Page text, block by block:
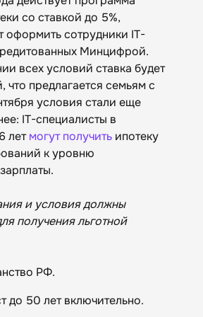
со ставкой до 5%,
оформить сотрудники IT-
Минцифрой.
всех условий ставка будет
что предлагается семьям с
условия стали еще
IT-специалисты в
летмогут получить ипотеку
к уровню
и условия должны
получения льготной
РФ.
до 50 лет включительно.